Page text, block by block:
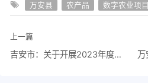
万安县 农产品 数字农业项目
上一篇
吉安市：关于开展2023年度吉安市社会科学规划项目申报工作的通知